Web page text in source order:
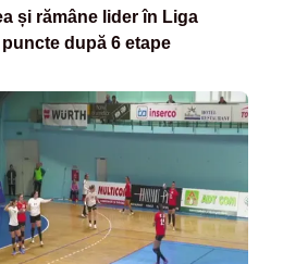
și rămâne lider în Liga
după 6 etape